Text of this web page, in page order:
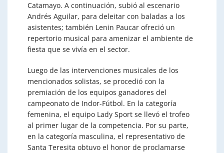
Catamayo. A continuación, subió al escenario
Andrés Aguilar, para deleitar con baladas a los
asistentes; también Lenin Paucar ofreció un
repertorio musical para amenizar el ambiente de
fiesta que se vivía en el sector.
Luego de las intervenciones musicales de los
mencionados solistas, se procedió con la
premiación de los equipos ganadores del
campeonato de Indor-Fútbol. En la categoría
femenina, el equipo Lady Sport se llevó el trofeo
al primer lugar de la competencia. Por su parte,
en la categoría masculina, el representativo de
Santa Teresita obtuvo el honor de proclamarse